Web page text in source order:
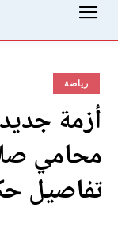
رياضة
أزمة
محامي
تفاصيل